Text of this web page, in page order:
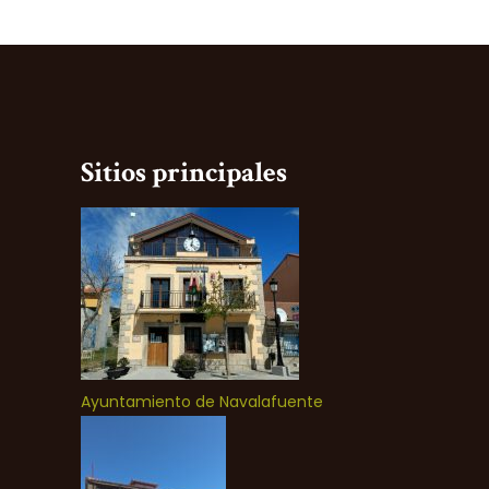
Sitios principales
Ayuntamiento de Navalafuente